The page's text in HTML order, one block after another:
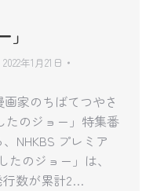
2022年1月21日
画家のちばてつやさ
たのジョー」特集番
NHKBS プレミア
のジョー」は、
行数が累計2…